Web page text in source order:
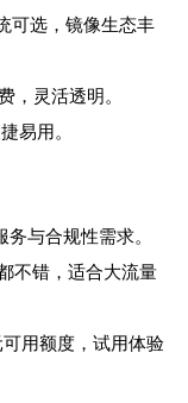
可选，镜像生态丰
，灵活透明。
易用。
与合规性需求。
不错，适合大流量
用额度，试用体验